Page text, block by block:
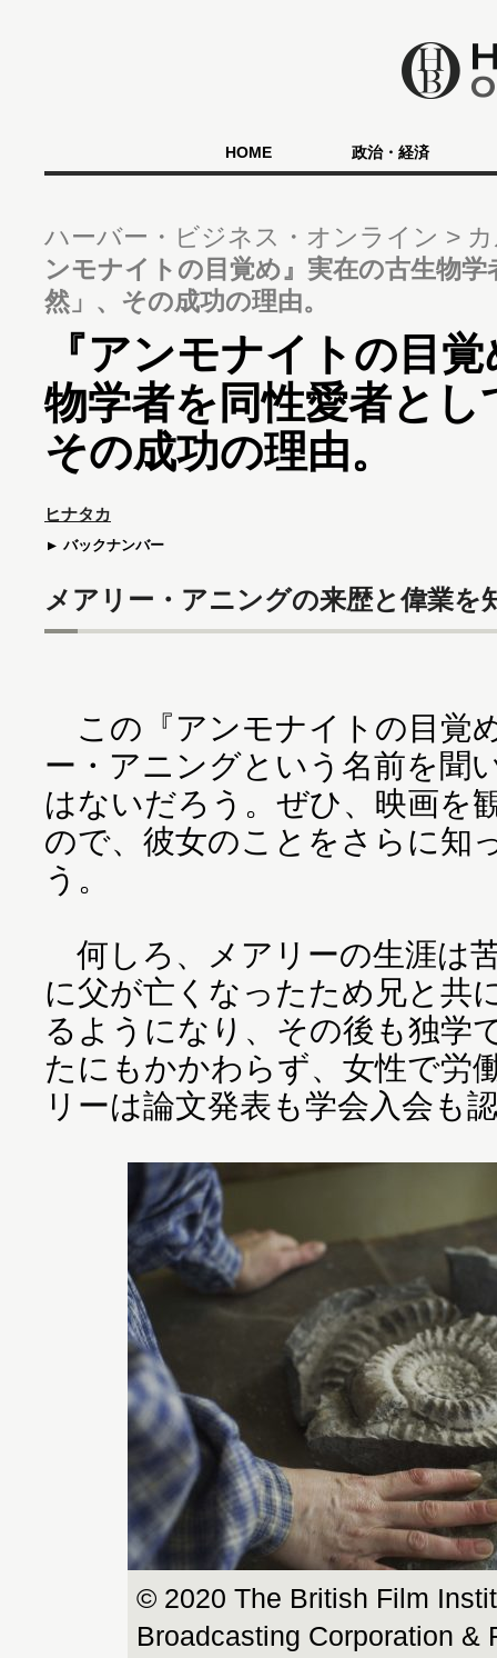
HOME 政治・経済
ハーバー・ビジネス・オンライン
ンモナイトの目覚め』実在の古生物
然」、その成功の理由。
『アンモナイトの目
物学者を同性愛者と
その成功の理由。
ヒナタカ
バックナンバー
メアリー・アニングの来歴と偉業を
この『アンモナイトの目覚
ー・アニングという名前を聞
はないだろう。ぜひ、映画を
ので、彼女のことをさらに知
う。
何しろ、メアリーの生涯は
に父が亡くなったため兄と共
るようになり、その後も独学
たにもかかわらず、女性で労
リーは論文発表も学会入会も
© 2020 The British Film
Broadcasting Corporation &